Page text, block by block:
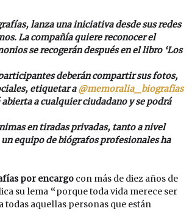
lanza una iniciativa desde sus redes
La compañía quiere reconocer el
se recogerán después en el libro ‘Los
deberán compartir sus fotos,
etiquetar a @memoralia_biografias
a cualquier ciudadano y se podrá
en tiradas privadas, tanto a nivel
equipo de biógrafos profesionales ha
por encargo con más de diez años de
su lema “porque toda vida merece ser
aquellas personas que están